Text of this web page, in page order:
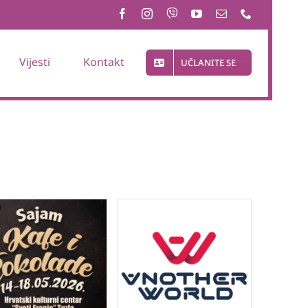
Vijesti Kontakt UČLANITE SE